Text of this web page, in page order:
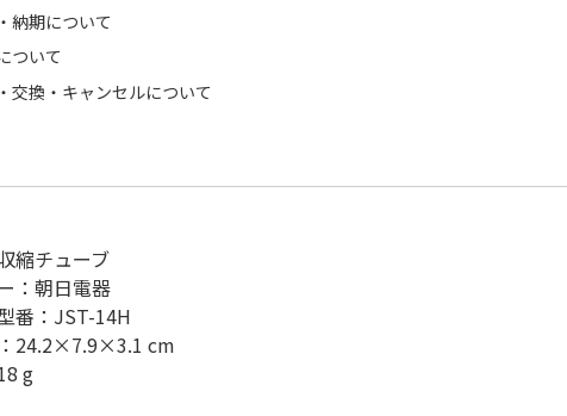
納期について
ついて
交換・キャンセルについて
縮チューブ
：朝日電器
番：JST-14H
24.2×7.9×3.1 cm
g